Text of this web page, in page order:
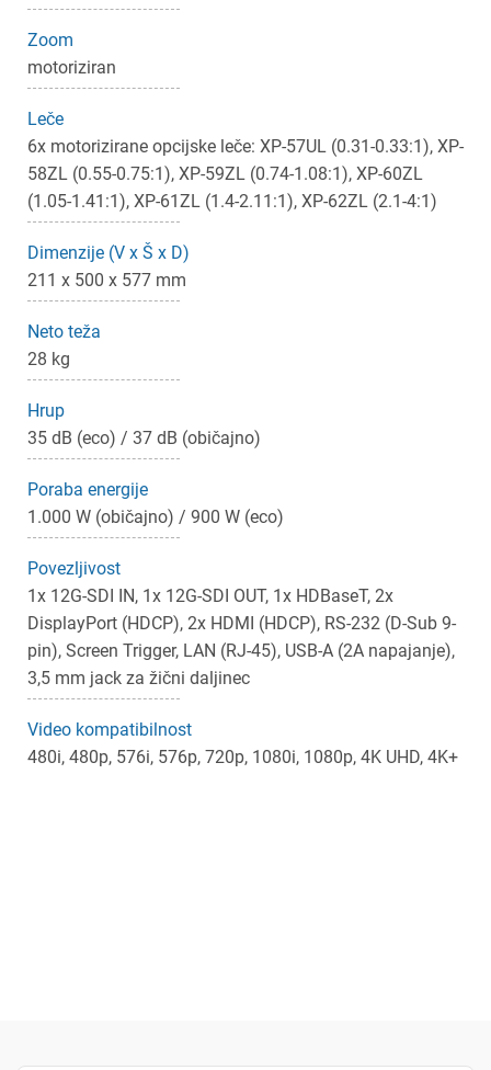
Zoom
motoriziran
Leče
6x motorizirane opcijske leče: XP-57UL (0.31-0.33:1), XP-
58ZL (0.55-0.75:1), XP-59ZL (0.74-1.08:1), XP-60ZL
(1.05-1.41:1), XP-61ZL (1.4-2.11:1), XP-62ZL (2.1-4:1)
Dimenzije (V x Š x D)
211 x 500 x 577 mm
Neto teža
28 kg
Hrup
35 dB (eco) / 37 dB (običajno)
Poraba energije
1.000 W (običajno) / 900 W (eco)
Povezljivost
1x 12G-SDI IN, 1x 12G-SDI OUT, 1x HDBaseT, 2x
DisplayPort (HDCP), 2x HDMI (HDCP), RS-232 (D-Sub 9-
pin), Screen Trigger, LAN (RJ-45), USB-A (2A napajanje),
3,5 mm jack za žični daljinec
Video kompatibilnost
480i, 480p, 576i, 576p, 720p, 1080i, 1080p, 4K UHD, 4K+